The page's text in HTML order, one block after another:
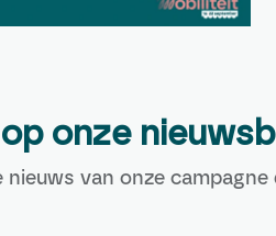
onze
van onze campagne